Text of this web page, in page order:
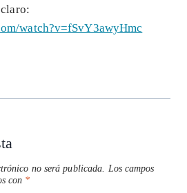
watch?v=fSvY3awyHmc
no será publicada. Los campos
con *